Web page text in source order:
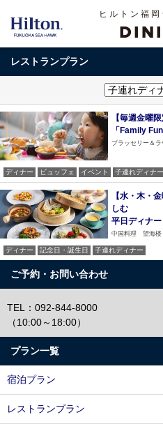
ヒルトン福岡
レストランプラン
【毎週金曜
「Family
ブラッセリー＆
ディナー ビュッフェ イベント 子連れディナー
【水・木・
しむ
平日ディナー
中国料理 望海楼
ディナー 記念日・誕生日 子連れディナー
ご予約・お問い合わせ
TEL：092-844-8000
（10:00～18:00）
プラン一覧
宿泊プラン
レストランプラン